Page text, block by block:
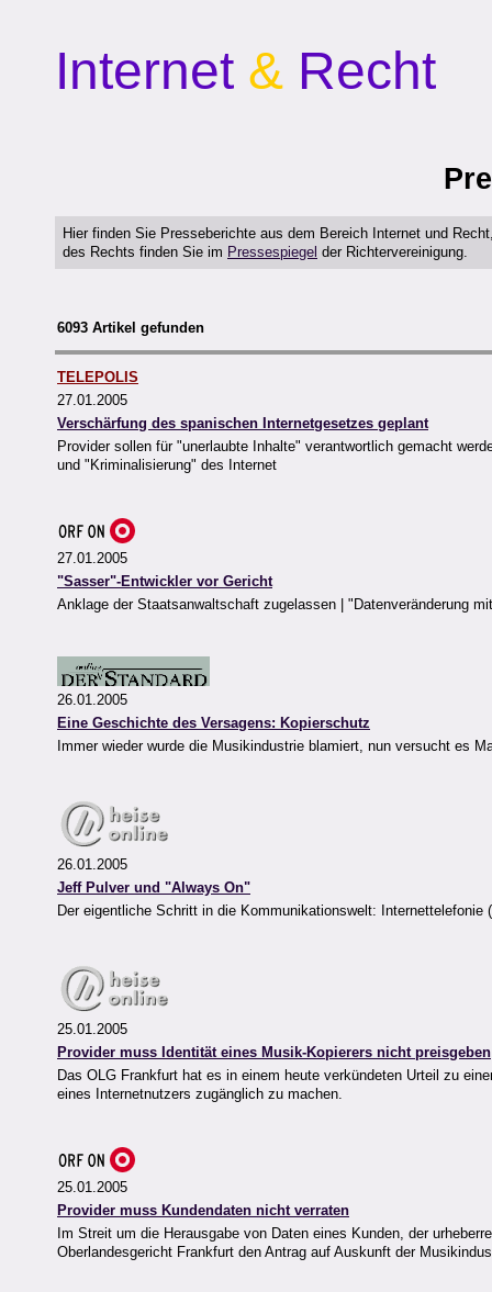
Internet & Recht
Hier finden Sie Presseberichte aus dem Bereich Internet und
des Rechts finden Sie im Pressespiegel der Richtervereinigung.
6093 Artikel gefunden
TELEPOLIS
27.01.2005
Verschärfung des spanischen Internetgesetzes geplant
Provider sollen für "unerlaubte Inhalte" verantwortlich gemacht
und "Kriminalisierung" des Internet
27.01.2005
"Sasser"-Entwickler vor Gericht
Anklage der Staatsanwaltschaft zugelassen | "Datenveränderung
26.01.2005
Eine Geschichte des Versagens: Kopierschutz
Immer wieder wurde die Musikindustrie blamiert, nun versucht es
26.01.2005
Jeff Pulver und "Always On"
Der eigentliche Schritt in die Kommunikationswelt: Internettelefonie
25.01.2005
Provider muss Identität eines Musik-Kopierers nicht preisgeben
Das OLG Frankfurt hat es in einem heute verkündeten Urteil zu
eines Internetnutzers zugänglich zu machen.
25.01.2005
Provider muss Kundendaten nicht verraten
Im Streit um die Herausgabe von Daten eines Kunden, der
Oberlandesgericht Frankfurt den Antrag auf Auskunft der